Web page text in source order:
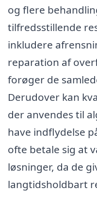
og flere
tilfredsstillende
inkludere
reparation af
forøger de
Derudover kan
der anvendes til
have indflydelse
ofte betale sig at
løsninger, da de
langtidsholdbart